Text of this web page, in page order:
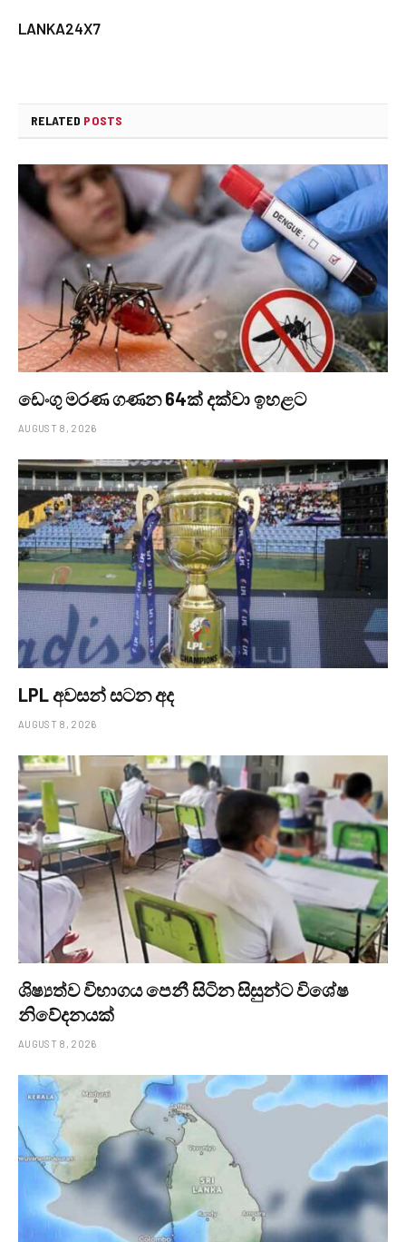
LANKA24X7
RELATED POSTS
ඩෙංගු මරණ ගණන 64ක් දක්වා ඉහළට
AUGUST 8, 2026
LPL අවසන් සටන අද
AUGUST 8, 2026
ශිෂ්‍යත්ව විභාගය පෙනී සිටින සිසුන්ට විශේෂ
නිවේදනයක්
AUGUST 8, 2026